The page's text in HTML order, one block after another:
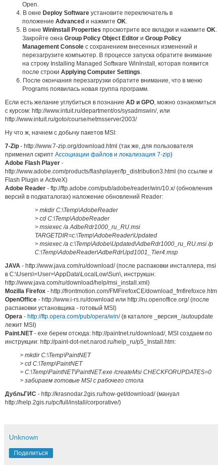
Open.
В окне Deploy Software установите переключатель в
положение Advanced и нажмите OK
В окне WinInstall Properties просмотрите все вкладки и нажмите OK
Закройте окна Group Policy Object Editor и Group Policy
Management Console с сохранением внесенных изменений и
перезагрузите компьютер. В процессе запуска обратите внимание
на строку Installing Managed Software WinInstall, которая появится
после строки Applying Computer Settings
После окончания перезагрузки обратите внимание, что в меню
Programs появилась новая группа программ.
Если есть желание углубиться в познание AD и GPO , можно ознакомиться
с курсом: http://www.intuit.ru/department/os/sysadmswin/, или
http://www.intuit.ru/goto/course/netmsserver2003/
Ну что ж, начнем с добычу пакетов MSI:
7-Zip - http://www.7-zip.org/download.html (так же, для пользователя
применил скрипт Ассоциации файлов и локализация 7-zip)
Adobe Flash Player -
http://www.adobe.com/products/flashplayer/fp_distribution3.html (по ссылке и
Flash Plugin и ActiveX)
Adobe Reader - ftp://ftp.adobe.com/pub/adobe/reader/win/10.x/ (обновления
версий в подкаталогах) наложение обновлений Reader:
> mkdir C:\Temp\AdobeReader
> cd C:\Temp\AdobeReader
> msiexec /a AdbeRdr1000_ru_RU.msi
TARGETDIR=c:\Temp\AdobeReader\Updated
> msiexec /a c:\Temp\Adobe\Updated\AdbeRdr1000_ru_RU.msi /p
C:\Temp\AdobeReader\AdbeRdrUpd1001_Tier4.msp
JAVA - http://www.java.com/ru/download/ (после распаковки инсталлера, msi
в C:\Users\<User>\AppData\LocalLow\Sun\, инструкшн:
http://www.java.com/ru/download/help/msi_install.xml)
Mozilla Firefox - http://frontmotion.com/FMFirefoxCE/download_fmfirefoxce.htm
OpenOffice - http://www.i-rs.ru/download или http://ru.openoffice.org/ (после
распаковки установщика - готовый MSI)
Opera - http://ftp.opera.com/pub/opera/win/(в каталоге _версия_/autoupdate
лежит MSI)
Paint.NET- exe берем отсюда: http://paintnet.ru/download/, MSI создаем по
инструкции: http://paint-dot-net.narod.ru/help_ru/p5_Install.htm:
> mkdir C:\Temp\PaintNET
> cd C:\Temp\PaintNET
> C:\Temp\PaintNET\PaintNET.exe /createMsi CHECKFORUPDATES=0
> забираем готовые MSI с рабочего стола
ДубльГИС - http://krasnodar.2gis.ru/how-get/download/ (мануал
http://help.2gis.ru/pc/full/install/corporative/)
Unknown
Поделиться